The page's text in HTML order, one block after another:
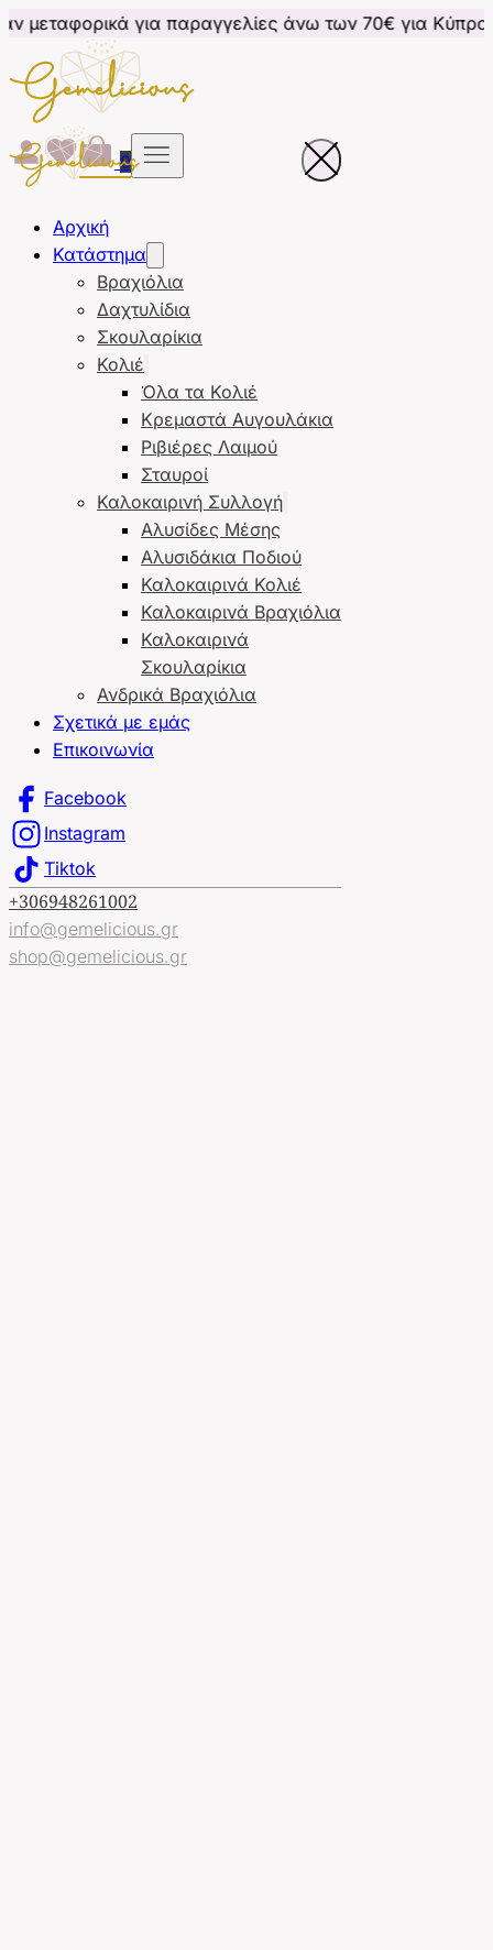
για παραγγελίες άνω των 70€ για Κύπρο Δωρεάν
0
Αρχική
Κατάστημα
Βραχιόλια
Δαχτυλίδια
Σκουλαρίκια
Κολιέ
Όλα τα Κολιέ
Κρεμαστά Αυγουλάκια
Ριβιέρες Λαιμού
Σταυροί
Καλοκαιρινή Συλλογή
Αλυσίδες Μέσης
Αλυσιδάκια Ποδιού
Καλοκαιρινά Κολιέ
Καλοκαιρινά Βραχιόλια
Καλοκαιρινά
Σκουλαρίκια
Ανδρικά Βραχιόλια
Σχετικά με εμάς
Επικοινωνία
Facebook
Instagram
Tiktok
+306948261002
info@gemelicious.gr
shop@gemelicious.gr